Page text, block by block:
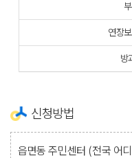
연장
방
신청방법
읍면동 주민센터 (전국 어